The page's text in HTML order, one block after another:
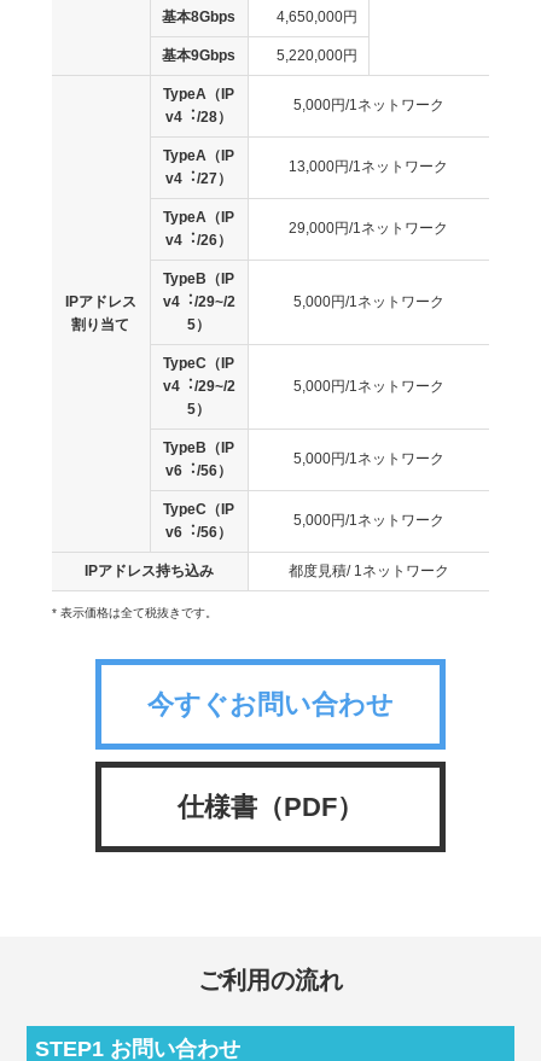
基本8Gbps 4,650,000円
基本9Gbps 5,220,000円
IPアドレス
割り当て
TypeA（IP
v4︓/28）
5,000円/1ネットワーク
TypeA（IP
v4︓/27）
13,000円/1ネットワーク
TypeA（IP
v4︓/26）
29,000円/1ネットワーク
TypeB（IP
v4︓/29~/2
5）
5,000円/1ネットワーク
TypeC（IP
v4︓/29~/2
5）
5,000円/1ネットワーク
TypeB（IP
v6︓/56）
5,000円/1ネットワーク
TypeC（IP
v6︓/56）
5,000円/1ネットワーク
IPアドレス持ち込み 都度⾒積/ 1ネットワーク
*表示価格は全て税抜きです。
今すぐお問い合わせ
仕様書（PDF）
ご利用の流れ
STEP1 お問い合わせ